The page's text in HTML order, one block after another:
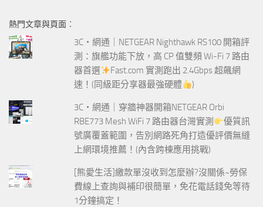
字:
熱門文章與頁面︰
3C‧網通｜NETGEAR Nighthawk RS100 開箱評
測：旗艦功能下放，高 CP 值雙頻 Wi-Fi 7 路由
器首選
Fast.com 實測跑出 2.4Gbps 超飆網
速！(同級距分享器最強硬體
)
3C‧網通｜穿牆神器開箱NETGEAR Orbi
RBE773 Mesh WiFi 7 路由器台灣實測
優質訊
號廣覆蓋範圍，告別網路死角打造優評價無縫
上網環境推薦！(內含跨棟應用挑戰)
[熊愛生活]繳款單沒收到怎麼辦?沒關係~勞保
費線上查詢與補印很簡單，免花電話錢免等待
1分鐘搞定！